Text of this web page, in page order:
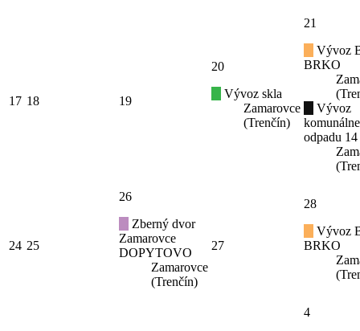
17 18 19
20
Vývoz skla
Zamarovce
(Trenčín)
21
Vývoz
BRKO
Vývoz
odpadu
24 25
26
Zberný dvor
Zamarovce
DOPYTOVO
Zamarovce
(Trenčín)
27
28
Vývoz
BRKO
4